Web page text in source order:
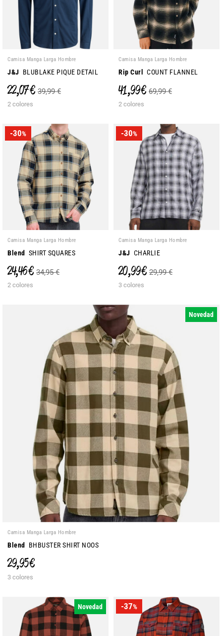
Camisa Manga Larga Hombre
J&J BLUBLAKE PIQUE DETAIL
22,07 € 39,99 €
2 colores
Camisa Manga Larga Hombre
Rip Curl COUNT FLANNEL
41,99 € 69,99 €
2 colores
-30%
Camisa Manga Larga Hombre
Blend SHIRT SQUARES
24,46 € 34,95 €
2 colores
-30%
Camisa Manga Larga Hombre
J&J CHARLIE
20,99 € 29,99 €
3 colores
Novedad
Camisa Manga Larga Hombre
Blend BHBUSTER SHIRT NOOS
29,95 €
3 colores
Novedad -37%